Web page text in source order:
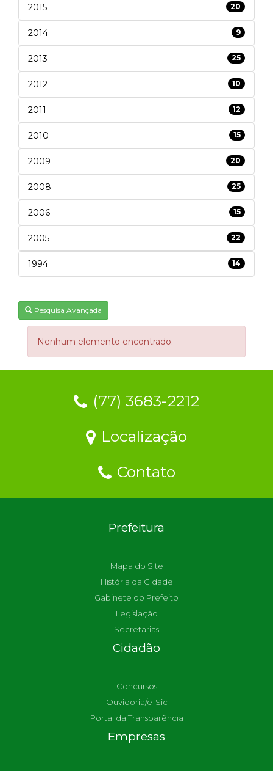
2015 20
2014 9
2013 25
2012 10
2011 12
2010 15
2009 20
2008 25
2006 15
2005 22
1994 14
Pesquisa Avançada
Nenhum elemento encontrado.
(77) 3683-2212
Localização
Contato
Prefeitura
Mapa do Site
História da Cidade
Gabinete do Prefeito
Legislação
Secretarias
Cidadão
Concursos
Ouvidoria/e-Sic
Portal da Transparência
Empresas